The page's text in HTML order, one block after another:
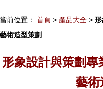
當前位置： 首頁 > 產品大全 > 形
藝術造型策劃
形象設計與策劃專
藝術